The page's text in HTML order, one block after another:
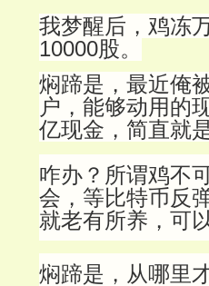
我梦醒后，鸡冻
10000股。
焖蹄是，最近俺
户，能够动用的
亿现金，简直就
咋办？所谓鸡不
会，等比特币反
就老有所养，可
焖蹄是，从哪里